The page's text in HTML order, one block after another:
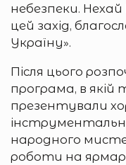
небезпеки.
цей захід,
Україну».
Після цього
програма, в якій
презентували
народного
роботи на